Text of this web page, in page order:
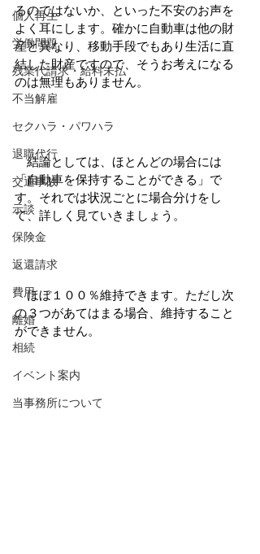
個人再生
労働問題
残業代請求・給料未払
不当解雇
セクハラ・パワハラ
退職代行
交通事故
示談
保険金
返還請求
費用
離婚
相続
イベント案内
当事務所について
るのではないか、といった不安のお声を
よく耳にします。確かに自動車は他の財
産と異なり、移動手段でもあり生活に直
結した財産ですので、そうお考えになる
のは無理もありません。
結論としては、ほとんどの場合には
「自動車を保持することができる」で
す。それでは状況ごとに場合分けをし
て、詳しく見ていきましょう。
ほぼ１００％維持できます。ただし次
の３つがあてはまる場合、維持すること
ができません。